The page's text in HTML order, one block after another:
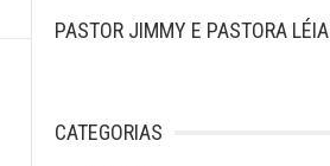
PASTOR JIMMY E PASTORA LÉIA
CATEGORIAS